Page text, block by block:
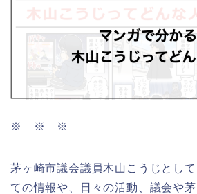
※ ※ ※
茅ヶ崎市議会議員木山こうじとし
ての情報や、日々の活動、議会や